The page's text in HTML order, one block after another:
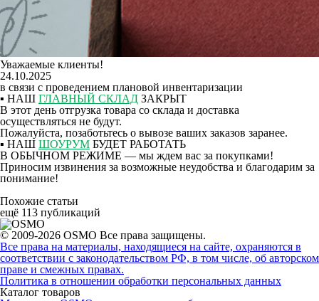
Уважаемые клиенты!
24.10.2025
в связи с проведением плановой инвентаризации
▪ НАШ ГЛАВНЫЙ СКЛАД ЗАКРЫТ
В этот день отгрузка товара со склада и доставка
осуществляться не будут.
Пожалуйста, позаботьтесь о вывозе ваших заказов заранее.
▪ НАШ ШОУРУМ БУДЕТ РАБОТАТЬ
В ОБЫЧНОМ РЕЖИМЕ — мы ждем вас за покупками!
Приносим извинения за возможные неудобства и благодарим за
понимание!
Похожие статьи
ещё 113 публикаций
© 2009-2026 OSMO Все права защищены.
Все права на материалы, находящиеся на сайте, охраняются в
соответствии с законодательством РФ, в том числе, об авторском
праве и смежных правах.
Политика в отношении обработки персональных данных
Каталог товаров